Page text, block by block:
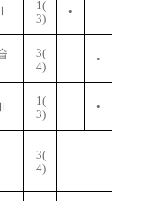
1(
3)
•
3(
4)
•
1(
3)
•
3(
4)